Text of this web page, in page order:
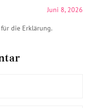
Juni 8, 2026
die Erklärung.